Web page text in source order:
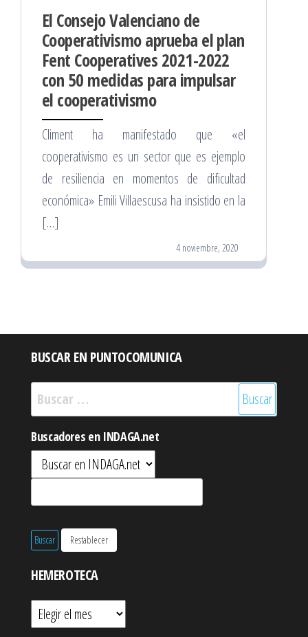
El Consejo Valenciano de
Cooperativismo aprueba el plan
Fent Cooperatives 2021-2022
con 50 medidas para impulsar
el cooperativismo
Climent ha manifestado que «el
cooperativismo es un sector que es ejemplo
de resiliencia en momentos de dificultad
económica» Emili Villaescusa ha insistido en la
[…]
4 noviembre, 2020
BUSCAR EN PUNTOCOMUNICA
Buscar:
Buscadores en INDAGA.net
HEMEROTECA
Hemeroteca